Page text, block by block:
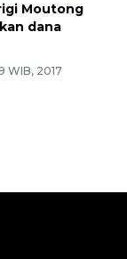
Moutong
dana
WIB, 2017